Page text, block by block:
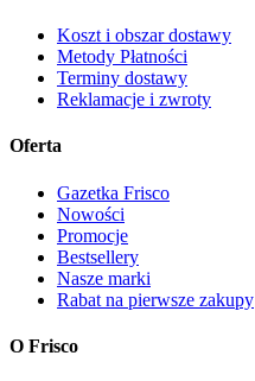
Koszt i obszar dostawy
Metody Płatności
Terminy dostawy
Reklamacje i zwroty
Oferta
Gazetka Frisco
Nowości
Promocje
Bestsellery
Nasze marki
Rabat na pierwsze zakupy
O Frisco